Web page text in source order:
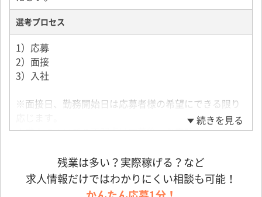
＜バイク・車通勤の場合＞
通勤距離により定めあり
選考プロセス
1）応募
2）面接
3）入社
※面接日、勤務開始日は応募者様の希望にできる限り
※求人についての不明点は応募後、お電話かメールに
続きを見る
残業は多い？実際稼げる？など
求人情報だけではわかりにくい相談も可能！